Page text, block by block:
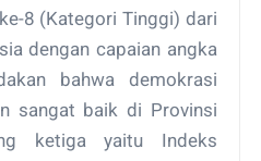
8 (Kategori Tinggi) dari
dengan capaian angka
bahwa demokrasi
sangat baik di Provinsi
ketiga yaitu Indeks